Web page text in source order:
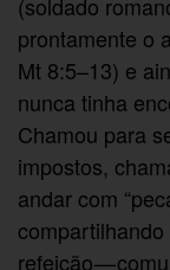
prontamente o
Mt 8:5–13) e
nunca tinha
Chamou para
impostos,
andar com
refeição —